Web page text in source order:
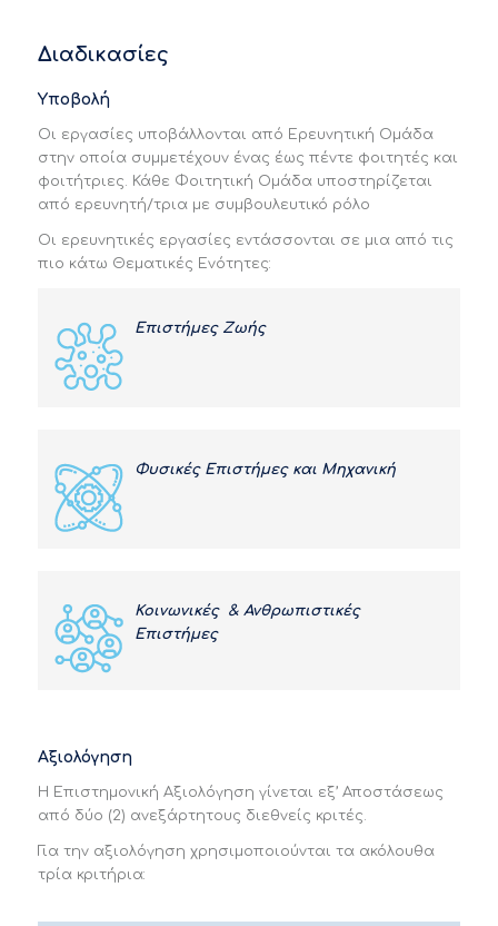
Διαδικασίες
Υποβολή
Οι εργασίες υποβάλλονται από Ερευνητική Ομάδα
στην οποία συμμετέχουν ένας έως πέντε φοιτητές και
φοιτήτριες. Κάθε Φοιτητική Ομάδα υποστηρίζεται
από ερευνητή/τρια με συμβουλευτικό ρόλο
Οι ερευνητικές εργασίες εντάσσονται σε μια από τις
πιο κάτω Θεματικές Ενότητες:
Επιστήμες Ζωής
Φυσικές Επιστήμες και Μηχανική
Κοινωνικές & Ανθρωπιστικές
Επιστήμες
Αξιολόγηση
Η Επιστημονική Αξιολόγηση γίνεται εξ’ Αποστάσεως
από δύο (2) ανεξάρτητους διεθνείς κριτές.
Για την αξιολόγηση χρησιμοποιούνται τα ακόλουθα
τρία κριτήρια: